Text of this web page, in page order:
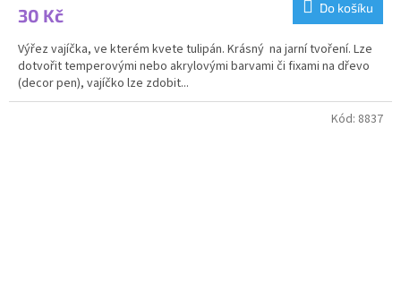
je
z
5
hvězdiček.
30 Kč Do košíku
Výřez vajíčka, ve kterém kvete tulipán. Krásný na jarní tvoření. Lze
dotvořit temperovými nebo akrylovými barvami či fixami na dřevo
(decor pen), vajíčko lze zdobit...
Kód: 8837